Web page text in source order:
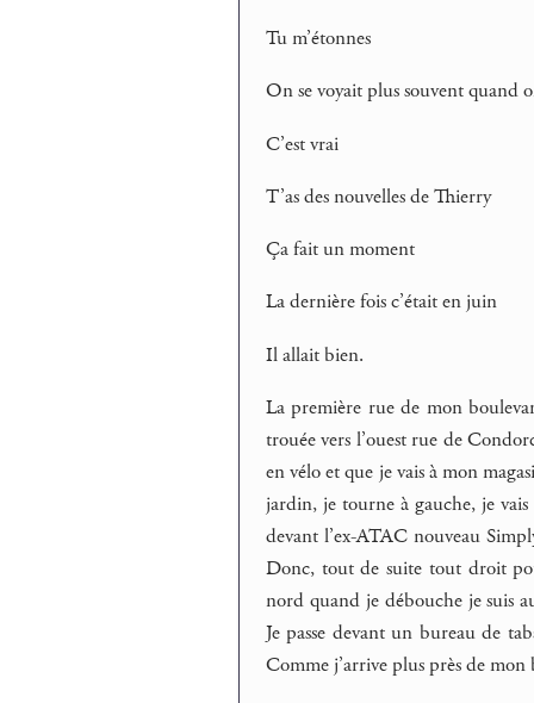
Tu m’étonnes
On se voyait plus souvent quand
C’est vrai
T’as des nouvelles de Thierry
Ça fait un moment
La dernière fois c’était en juin
Il allait bien.
La première rue de mon
trouée vers l’ouest rue de
en vélo et que je vais à mon
jardin, je tourne à gauche, je
devant l’ex-ATAC nouveau
Donc, tout de suite tout droit
nord quand je débouche je suis
Je passe devant un bureau de
Comme j’arrive plus près de